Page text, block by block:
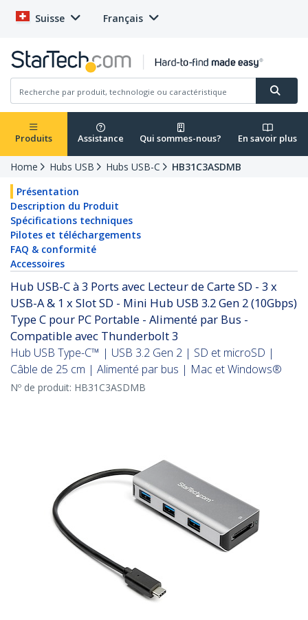
Suisse Français
Produits Assistance Qui sommes-nous? En savoir plus
Home Hubs USB Hubs USB-C
HB31C3ASDMB
Présentation
Description du Produit
Spécifications techniques
Pilotes et téléchargements
FAQ & conformité
Accessoires
Hub USB-C à 3 Ports avec Lecteur de Carte SD - 3 x
USB-A & 1 x Slot SD - Mini Hub USB 3.2 Gen 2 (10Gbps)
Type C pour PC Portable - Alimenté par Bus -
Compatible avec Thunderbolt 3
Hub USB Type-C™ | USB 3.2 Gen 2 | SD et microSD |
Câble de 25 cm | Alimenté par bus | Mac et Windows®
Nº de produit: HB31C3ASDMB